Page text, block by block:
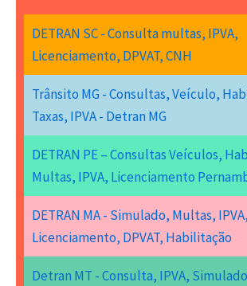
DETRAN SC - Consulta multas, IPVA,
Licenciamento, DPVAT, CNH
Trânsito MG - Consultas, Veículo,
Taxas, IPVA - Detran MG
DETRAN PE – Consultas Veículos,
Multas, IPVA, Licenciamento
DETRAN MA - Simulado, Multas, IPVA,
Licenciamento, DPVAT, Habilitação
Detran MT - Consulta, IPVA,